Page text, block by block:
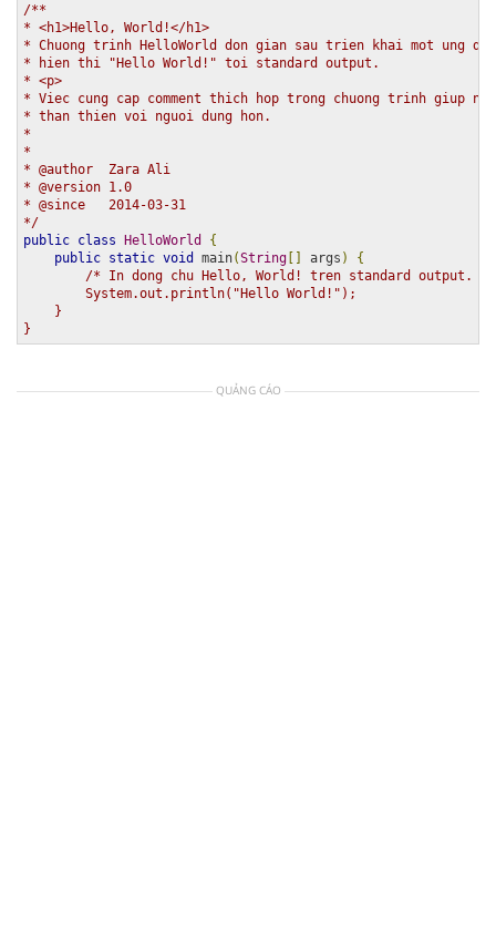
/**
* <h1>Hello, World!</h1>
* Chuong trinh HelloWorld don gian sau trien khai mot ung
* hien thi "Hello World!" toi standard output.
* <p>
* Viec cung cap comment thich hop trong chuong trinh giup
* than thien voi nguoi dung hon.
*
*
* @author  Zara Ali
* @version 1.0
* @since   2014-03-31
*/
public class HelloWorld
{
public static void main(String [] args )
{
/* In dong chu Hello, World! tren standard output.
        System.out.println("Hello World!");
    }
}
QUẢNG CÁO